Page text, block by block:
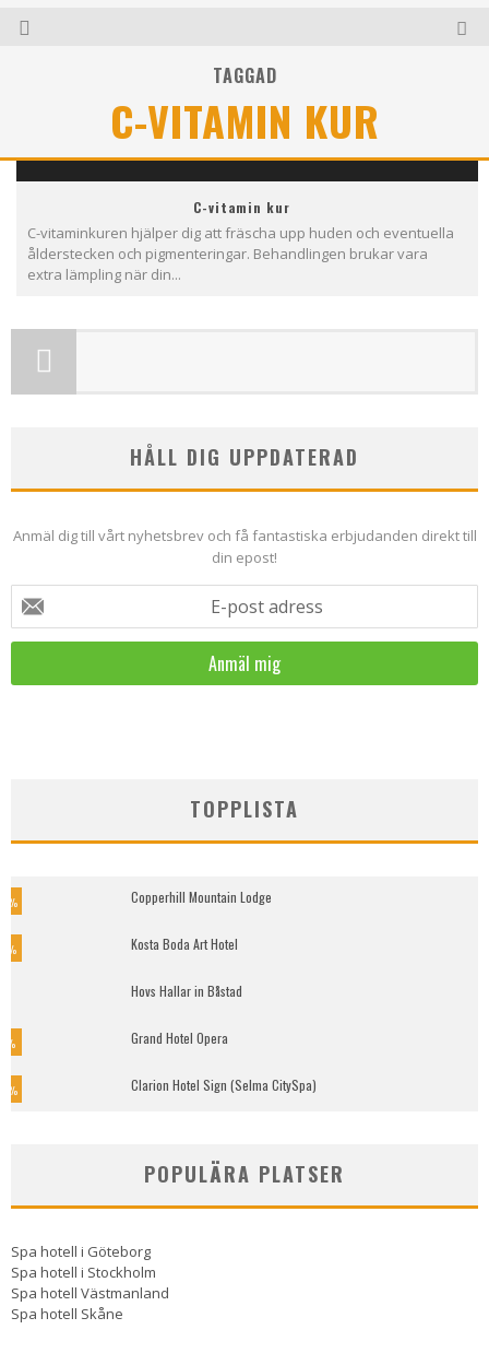
TAGGAD
C-VITAMIN KUR
C-vitamin kur
C-vitaminkuren hjälper dig att fräscha upp huden och eventuella
ålderstecken och pigmenteringar. Behandlingen brukar vara
extra lämpling när din...
HÅLL DIG UPPDATERAD
Anmäl dig till vårt nyhetsbrev och få fantastiska erbjudanden direkt till
din epost!
E-post adress
TOPPLISTA
% Copperhill Mountain Lodge
% Kosta Boda Art Hotel
Hovs Hallar in Båstad
% Grand Hotel Opera
% Clarion Hotel Sign (Selma CitySpa)
POPULÄRA PLATSER
Spa hotell i Göteborg
Spa hotell i Stockholm
Spa hotell Västmanland
Spa hotell Skåne